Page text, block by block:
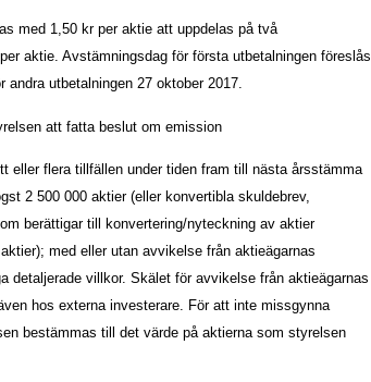
med 1,50 kr per aktie att uppdelas på två
aktie. Avstämningsdag för första utbetalningen föreslås
utbetalningen 27 oktober 2017.
att fatta beslut om emission
eller flera tillfällen under tiden fram till nästa årsstämma
2 500 000 aktier (eller konvertibla skuldebrev,
berättigar till konvertering/nyteckning av aktier
med eller utan avvikelse från aktieägarnas
detaljerade villkor. Skälet för avvikelse från aktieägarnas
hos externa investerare. För att inte missgynna
bestämmas till det värde på aktierna som styrelsen